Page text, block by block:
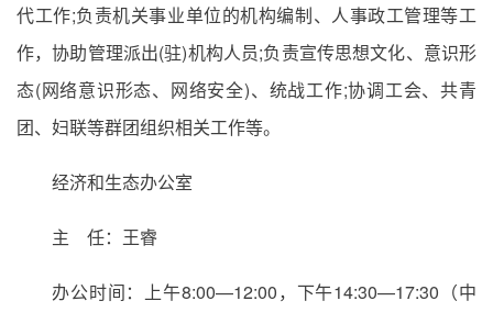
代工作;负责机关事业单位的机构编制、人事政工管理等工
作，协助管理派出(驻)机构人员;负责宣传思想文化、意识形
态(网络意识形态、网络安全)、统战工作;协调工会、共青
团、妇联等群团组织相关工作等。
经济和生态办公室
主 任：王睿
办公时间：上午8:00—12:00，下午14:30—17:30（中